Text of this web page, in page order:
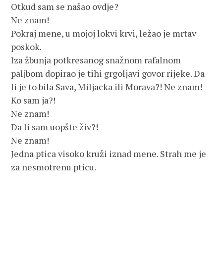
Otkud sam se našao ovdje?
Ne znam!
Pokraj mene, u mojoj lokvi krvi, ležao je mrtav
poskok.
Iza žbunja potkresanog snažnom rafalnom
paljbom dopirao je tihi grgoljavi govor rijeke. Da
li je to bila Sava, Miljacka ili Morava?! Ne znam!
Ko sam ja?!
Ne znam!
Da li sam uopšte živ?!
Ne znam!
Jedna ptica visoko kruži iznad mene. Strah me je
za nesmotrenu pticu.